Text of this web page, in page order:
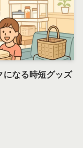
になる時短グッズ